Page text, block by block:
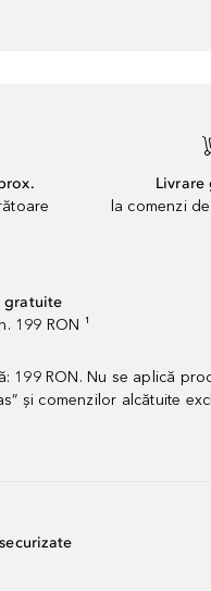
Livrare
la comenzi
gratuite
199 RON ¹
199 RON. Nu se aplică
și comenzilor alcătuite